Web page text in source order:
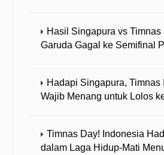
Hasil Singapura vs Timnas
Garuda Gagal ke Semifinal
Hadapi Singapura, Timnas
Wajib Menang untuk Lolos
Timnas Day! Indonesia
dalam Laga Hidup-Mati